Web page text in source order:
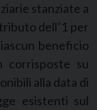
stanziate a
dell’1 per
beneficio
corrisposte su
alla data di
esistenti sul